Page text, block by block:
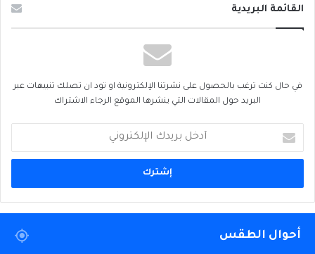
القائمة البريدية
في حال كنت ترغب بالحصول على نشرتنا الإلكترونية او تود ان تصلك تنبيهات عبر
البريد حول المقالات التي ينشرها الموقع الرجاء الاشتراك
بريدك
الإلكتروني
أحوال الطقس